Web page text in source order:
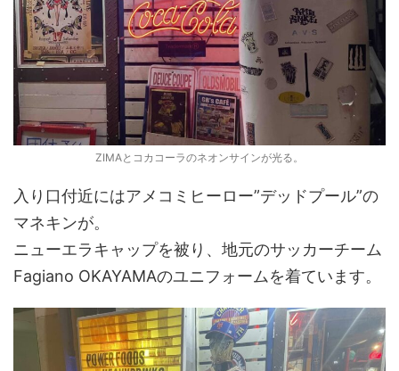
ZIMAとコカコーラのネオンサインが光る。
入り口付近にはアメコミヒーロー”デッドプール”の
マネキンが。
ニューエラキャップを被り、地元のサッカーチーム
Fagiano OKAYAMAのユニフォームを着ています。